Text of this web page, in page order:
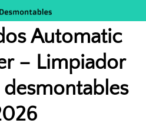
Automatic
– Limpiador